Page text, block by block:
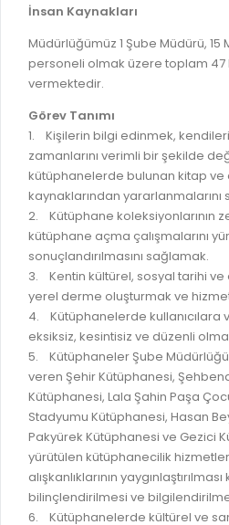
FAALİYET RAPORLARI
KESİN HESAPLAR
GELİR TARİFESİ
İMAR PLANI DEĞİŞİKLİKLERİ
UKOME TOPLANTILARI
FOTOĞRAF GALERİSİ
BURSA GÜNLÜĞÜ DERGİSİ
AYKOME KARARLARI
BURSA YAYINLARI
YÖNETİM SİSTEMLERİ
VİZYON & MİSYON
POLİTİKALARIMIZ
ENTEGRE YÖNETIM SISTEMI
KALITE BELGELERIMIZ
KVKK AYDINLATMA METNI
İTFAİYE OLAY KAYDI
BADEM KAYIT
İHALE İLANLARI
DOĞRUDAN TEMİN İLANLARI
EVRAK TAKİBİ
MEZARLIK BİLGİ SİSTEMİ
GENEL EVRAK KAYIT
LOKMA DAĞITIM İZNİ
BAĞLANTILAR
WEB - MOBIL
KURUM İÇİ UYGULAMALAR
E-DEVLET KAPISI
NÖBETÇİ ECZANELER
HAL FİYATLARI
SANAL TURLAR
KURUMLAR
İnsan Kaynakları
Müdürlüğümüz 1 Şube Müdürü, 15
personeli olmak üzere toplam 47
vermektedir.
Görev Tanımı
1. Kişilerin bilgi edinmek,
zamanlarını verimli bir şekilde
kütüphanelerde bulunan kitap ve
kaynaklarından yararlanmalarını
2. Kütüphane koleksiyonlarının
kütüphane açma çalışmalarını
sonuçlandırılmasını sağlamak.
3. Kentin kültürel, sosyal tarihi ve
yerel derme oluşturmak ve
4. Kütüphanelerde kullanıcılara
eksiksiz, kesintisiz ve düzenli
5. Kütüphaneler Şube
veren Şehir Kütüphanesi,
Kütüphanesi, Lala Şahin Paşa
Stadyumu Kütüphanesi, Hasan
Pakyürek Kütüphanesi ve Gezici
yürütülen kütüphanecilik
alışkanlıklarının
bilinçlendirilmesi ve
6. Kütüphanelerde kültürel ve